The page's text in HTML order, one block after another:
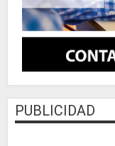
PUBLICIDAD